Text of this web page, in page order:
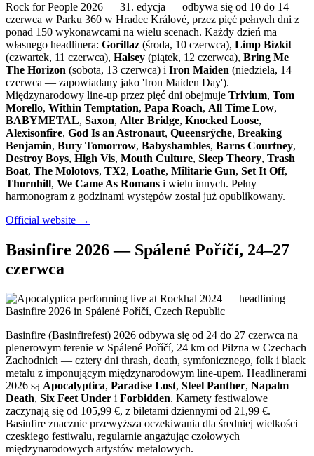
Rock for People 2026 — 31. edycja — odbywa się od 10 do 14
czerwca w Parku 360 w Hradec Králové, przez pięć pełnych dni z
ponad 150 wykonawcami na wielu scenach. Każdy dzień ma
własnego headlinera: Gorillaz (środa, 10 czerwca), Limp Bizkit
(czwartek, 11 czerwca), Halsey (piątek, 12 czerwca), Bring Me
The Horizon (sobota, 13 czerwca) i Iron Maiden (niedziela, 14
czerwca — zapowiadany jako 'Iron Maiden Day').
Międzynarodowy line-up przez pięć dni obejmuje Trivium, Tom
Morello, Within Temptation, Papa Roach, All Time Low,
BABYMETAL, Saxon, Alter Bridge, Knocked Loose,
Alexisonfire, God Is an Astronaut, Queensrÿche, Breaking
Benjamin, Bury Tomorrow, Babyshambles, Barns Courtney,
Destroy Boys, High Vis, Mouth Culture, Sleep Theory, Trash
Boat, The Molotovs, TX2, Loathe, Militarie Gun, Set It Off,
Thornhill, We Came As Romans i wielu innych. Pełny
harmonogram z godzinami występów został już opublikowany.
Official website →
Basinfire 2026 — Spálené Poříčí, 24–27
czerwca
Basinfire (Basinfirefest) 2026 odbywa się od 24 do 27 czerwca na
plenerowym terenie w Spálené Poříčí, 24 km od Pilzna w Czechach
Zachodnich — cztery dni thrash, death, symfonicznego, folk i black
metalu z imponującym międzynarodowym line-upem. Headlinerami
2026 są Apocalyptica, Paradise Lost, Steel Panther, Napalm
Death, Six Feet Under i Forbidden. Karnety festiwalowe
zaczynają się od 105,99 €, z biletami dziennymi od 21,99 €.
Basinfire znacznie przewyższa oczekiwania dla średniej wielkości
czeskiego festiwalu, regularnie angażując czołowych
międzynarodowych artystów metalowych.